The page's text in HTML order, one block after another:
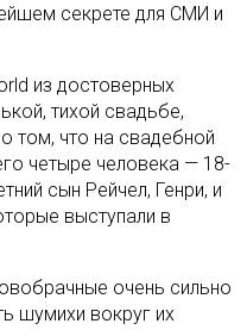
секрете для СМИ и
из достоверных
тихой свадьбе,
том, что на свадебной
четыре человека — 18-
сын Рейчел, Генри, и
выступали в
очень сильно
шумихи вокруг их